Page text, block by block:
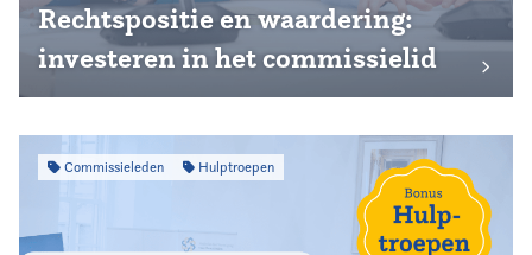
Rechtspositie en waardering:
investeren in het commissielid
Commissieleden Hulptroepen